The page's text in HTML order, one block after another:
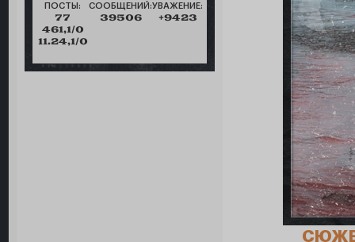
ПОСТЫ:
77
461,1/0
11.24,1/0
СООБЩЕНИЙ:
39506
УВАЖЕНИЕ:
+9423